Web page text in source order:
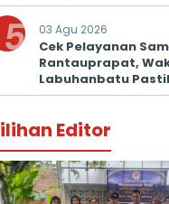
5 03 Agu 2026
Cek Pelayanan
Rantauprapat,
Labuhanbatu
Prima untuk
Editor